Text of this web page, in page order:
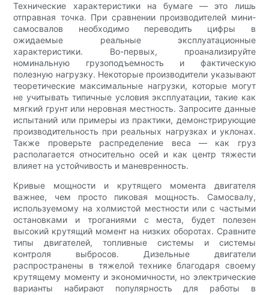
Технические характеристики на бумаге — это лишь
отправная точка. При сравнении производителей мини-
самосвалов необходимо переводить цифры в
ожидаемые реальные эксплуатационные
характеристики. Во-первых, проанализируйте
номинальную грузоподъемность и фактическую
полезную нагрузку. Некоторые производители указывают
теоретические максимальные нагрузки, которые могут
не учитывать типичные условия эксплуатации, такие как
мягкий грунт или неровная местность. Запросите данные
испытаний или примеры из практики, демонстрирующие
производительность при реальных нагрузках и уклонах.
Также проверьте распределение веса — как груз
располагается относительно осей и как центр тяжести
влияет на устойчивость и маневренность.
Кривые мощности и крутящего момента двигателя
важнее, чем просто пиковая мощность. Самосвалу,
используемому на холмистой местности или с частыми
остановками и троганиями с места, будет полезен
высокий крутящий момент на низких оборотах. Сравните
типы двигателей, топливные системы и системы
контроля выбросов. Дизельные двигатели
распространены в тяжелой технике благодаря своему
крутящему моменту и экономичности, но электрические
варианты набирают популярность для работы в